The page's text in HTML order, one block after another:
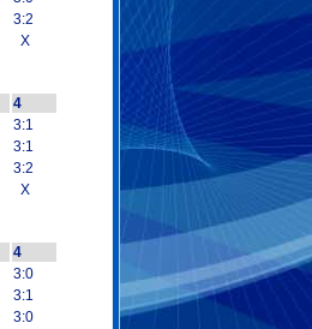
3:2
X
4
3:1
3:1
3:2
X
4
3:0
3:1
3:0